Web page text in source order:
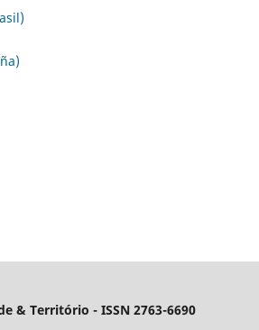
& Território - ISSN 2763-6690